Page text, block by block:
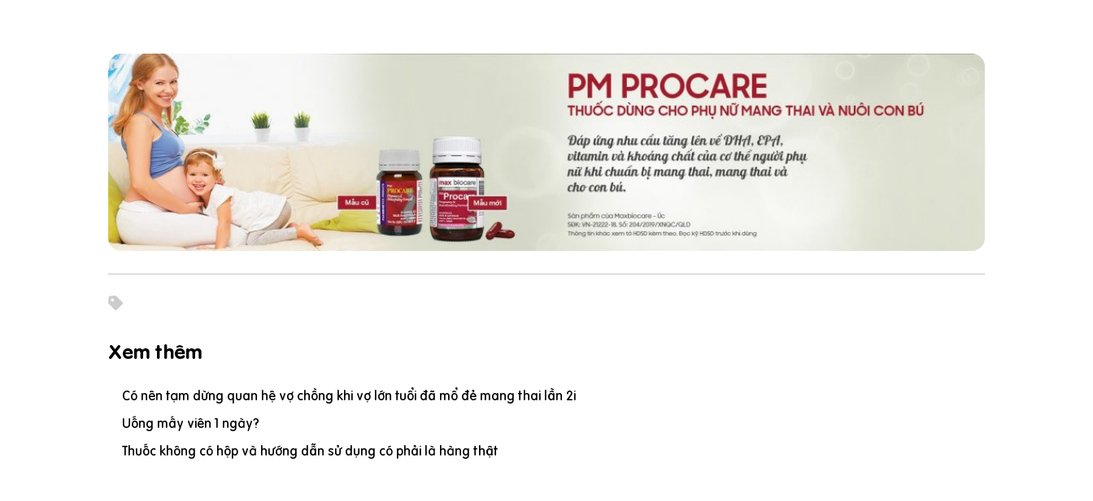
Xem thêm
Có nên tạm dừng quan hệ vợ chồng khi vợ lớn tuổi đã mổ đẻ mang thai lần 2i
Uống mấy viên 1 ngày?
Thuốc không có hộp và hướng dẫn sử dụng có phải là hàng thật